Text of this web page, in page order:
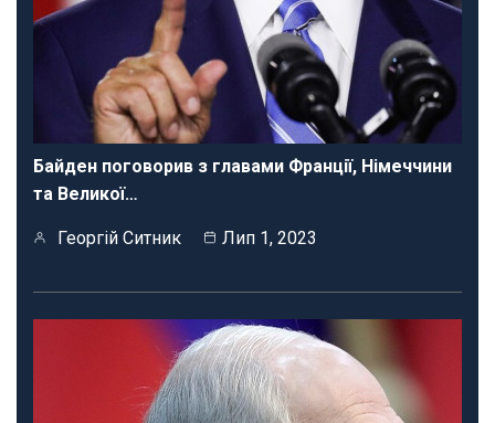
Байден поговорив з главами Франції, Німеччини
та Великої…
Георгій Ситник Лип 1, 2023